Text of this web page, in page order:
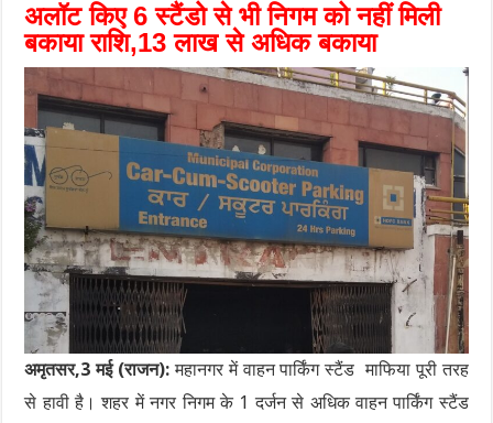
अलॉट किए 6 स्टैंडो से भी निगम को नहीं मिली
बकाया राशि,13 लाख से अधिक बकाया
अमृतसर,3 मई (राजन):महानगर में वाहन पार्किंग स्टैंड माफिया पूरी तरह
से हावी है। शहर में नगर निगम के 1 दर्जन से अधिक वाहन पार्किंग स्टैंड